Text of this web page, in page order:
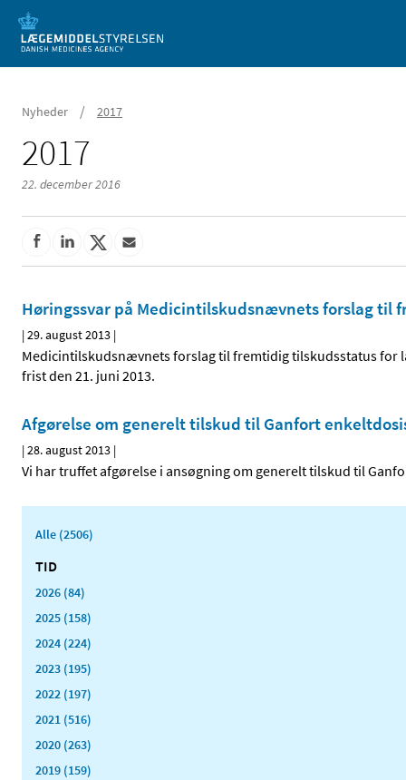
Mobil visning
Nyheder / 2017
2017
22. december 2016
Høringssvar på Medicintilskuds­nævnets forslag
|29. august 2013 |
Medicintilskudsnævnets forslag til fremtidig tilskudsstatus for
frist den 21. juni 2013.
Afgørelse om generelt tilskud til Ganfort
|28. august 2013 |
Vi har truffet afgørelse i ansøgning om generelt tilskud til
Alle (2506)
TID
2026 (84)
2025 (158)
2024 (224)
2023 (195)
2022 (197)
2021 (516)
2020 (263)
2019 (159)